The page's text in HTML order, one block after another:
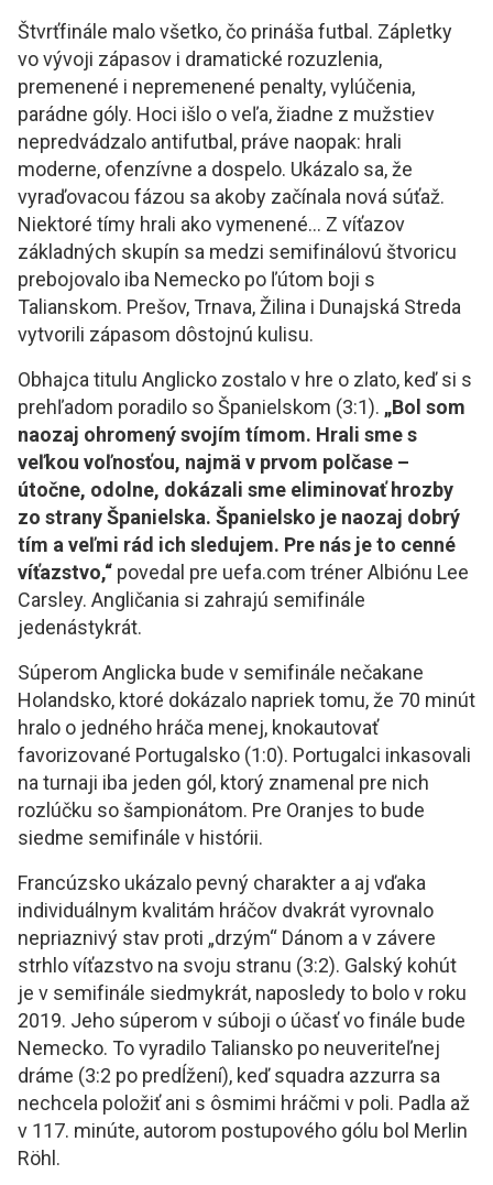
Štvrťfinále malo všetko, čo prináša futbal. Zápletky
vo vývoji zápasov i dramatické rozuzlenia,
premenené i nepremenené penalty, vylúčenia,
parádne góly. Hoci išlo o veľa, žiadne z mužstiev
nepredvádzalo antifutbal, práve naopak: hrali
moderne, ofenzívne a dospelo. Ukázalo sa, že
vyraďovacou fázou sa akoby začínala nová súťaž.
Niektoré tímy hrali ako vymenené... Z víťazov
základných skupín sa medzi semifinálovú štvoricu
prebojovalo iba Nemecko po ľútom boji s
Talianskom. Prešov, Trnava, Žilina i Dunajská Streda
vytvorili zápasom dôstojnú kulisu.
Obhajca titulu Anglicko zostalo v hre o zlato, keď si s
prehľadom poradilo so Španielskom (3:1). „Bol som
naozaj ohromený svojím tímom. Hrali sme s
veľkou voľnosťou, najmä v prvom polčase –
útočne, odolne, dokázali sme eliminovať hrozby
zo strany Španielska. Španielsko je naozaj dobrý
tím a veľmi rád ich sledujem. Pre nás je to cenné
víťazstvo,“ povedal pre uefa.com tréner Albiónu Lee
Carsley. Angličania si zahrajú semifinále
jedenástykrát.
Súperom Anglicka bude v semifinále nečakane
Holandsko, ktoré dokázalo napriek tomu, že 70 minút
hralo o jedného hráča menej, knokautovať
favorizované Portugalsko (1:0). Portugalci inkasovali
na turnaji iba jeden gól, ktorý znamenal pre nich
rozlúčku so šampionátom. Pre Oranjes to bude
siedme semifinále v histórii.
Francúzsko ukázalo pevný charakter a aj vďaka
individuálnym kvalitám hráčov dvakrát vyrovnalo
nepriaznivý stav proti „drzým“ Dánom a v závere
strhlo víťazstvo na svoju stranu (3:2). Galský kohút
je v semifinále siedmykrát, naposledy to bolo v roku
2019. Jeho súperom v súboji o účasť vo finále bude
Nemecko. To vyradilo Taliansko po neuveriteľnej
dráme (3:2 po predĺžení), keď squadra azzurra sa
nechcela položiť ani s ôsmimi hráčmi v poli. Padla až
v 117. minúte, autorom postupového gólu bol Merlin
Röhl.